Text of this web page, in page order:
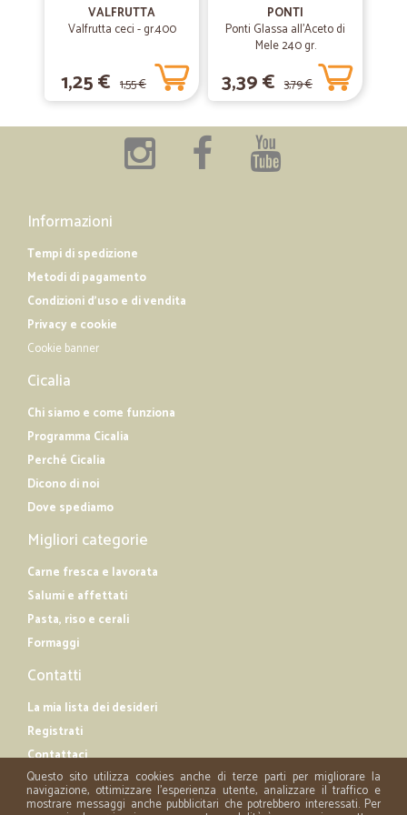
— Alessandro F.
Ho già lasciato una recensione…
Ho già lasciato una recensione positivissima!!!! Ottimo!!! Veramente
perfetto!! Grazie!!
—Michele T.
Tutto perfetto grazie
—
Tutto a posto
VALFRUTTA
Valfrutta ceci - gr.400
1,25 € 1,55 €
PONTI
Ponti Glassa all'Aceto di
Mele 240 gr.
3,39 € 3,79 €
Informazioni
Tempi di spedizione
Metodi di pagamento
Condizioni d'uso e di vendita
Privacy e cookie
Cookie banner
Cicalia
Chi siamo e come funziona
Programma Cicalia
Perché Cicalia
Dicono di noi
Dove spediamo
Migliori categorie
Carne fresca e lavorata
Salumi e affettati
Pasta, riso e cerali
Formaggi
Contatti
La mia lista dei desideri
Registrati
Contattaci
Questo sito utilizza cookies anche di terze parti per migliorare la
navigazione, ottimizzare l'esperienza utente, analizzare il traffico e
mostrare messaggi anche pubblicitari che potrebbero interessati. Per